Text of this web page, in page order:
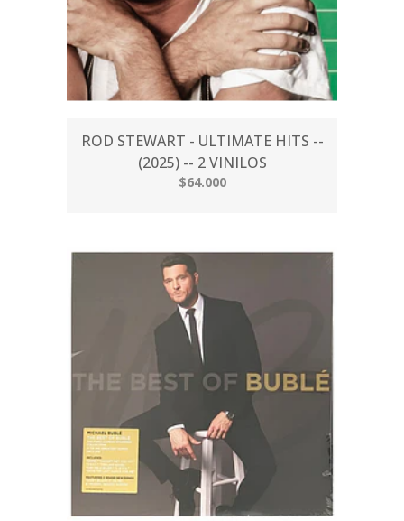
ROD STEWART - ULTIMATE HITS --
(2025) -- 2 VINILOS
$64.000